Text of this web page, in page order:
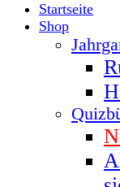
Startseite
Shop